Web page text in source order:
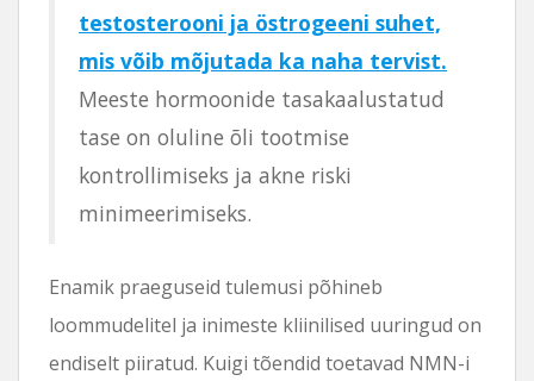
testosterooni ja östrogeeni suhet,
mis võib mõjutada ka naha tervist.
Meeste hormoonide tasakaalustatud
tase on oluline õli tootmise
kontrollimiseks ja akne riski
minimeerimiseks.
Enamik praeguseid tulemusi põhineb
loommudelitel ja inimeste kliinilised uuringud on
endiselt piiratud. Kuigi tõendid toetavad NMN-i